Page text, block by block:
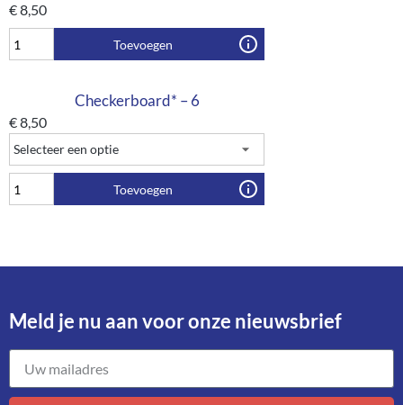
€8,50
Toevoegen
Checkerboard* – 6
€8,50
Toevoegen
Meld je nu aan voor onze nieuwsbrief​